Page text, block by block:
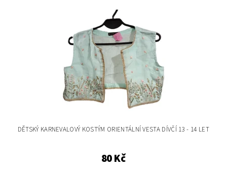
DĚTSKÝ KARNEVALOVÝ KOSTÝM ORIENTÁLNÍ VESTA DÍVČÍ 13 - 14 LET
80 Kč